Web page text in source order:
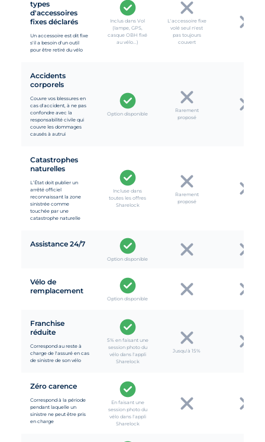
types
d'accessoires
fixes déclarés
Un accessoire est dit fixe
s'il a besoin d'un outil
pour être retiré du vélo
Inclus dans Vol
(lampe, GPS,
casque OBH fixé
au vélo...)
L'accessoire fixe
volé seul n'est
pas toujours
couvert
Accidents
corporels
Couvre vos blessures en
cas d'accident, à ne pas
confondre avec la
responsabilité civile qui
couvre les dommages
causés à autrui
Option disponible
Rarement
proposé
Catastrophes
naturelles
L’État doit publier un
arrêté officiel
reconnaissant la zone
sinistrée comme
touchée par une
catastrophe naturelle
Incluse dans
toutes les offres
Sharelock
Rarement
proposé
Assistance 24/7
Option disponible
Vélo de
remplacement
Option disponible
Franchise
réduite
Correspond au reste à
charge de l'assuré en cas
de sinistre de son vélo
5% en faisant une
session photo du
vélo dans l'appli
Sharelock
Jusqu'à 15%
Zéro carence
Correspond à la période
pendant laquelle un
sinistre ne peut être pris
en charge
En faisant une
session photo du
vélo dans l'appli
Sharelock